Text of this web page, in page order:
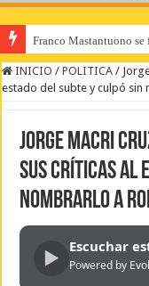
Franco Mastantuono
INICIO / POLITICA /
estado del subte y culpó sin
Jorge Macri
sus críticas al
nombrarlo a
▶ Escuchar
Powered by